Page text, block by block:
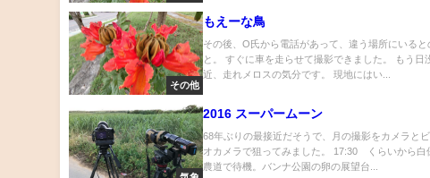
その他
もえーな鳥
その後、O氏から電話があって、違う場所にいると
と。 すぐに車を走らせて撮影できました。 もう日
近、走れメロスの気分です。 現地にはい...
2016 スーパームーン
68年ぶりの最接近だそうで、月の撮影をカメラと
オカメラで狙ってみました。 17:30 くらいから白
農道で待機。バンナ公園の卵の展望台...